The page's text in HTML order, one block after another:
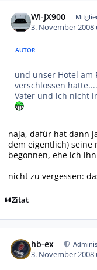
WI-JX900
3. November 2008
AUTOR
und unser Hotel am
verschlossen
Vater und ich nicht
naja, dafür hat dann
dem eigentlich) seine
begonnen, ehe ich
nicht zu vergessen:
Zitat
hb-ex
3. November 2008